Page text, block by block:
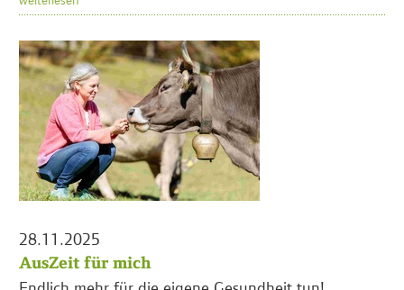
28.11.2025
AusZeit für mich